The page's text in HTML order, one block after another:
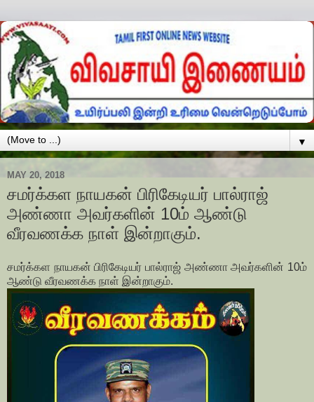
▼
MAY 20, 2018
சமர்க்கள நாயகன் பிரிகேடியர் பால்ராஜ்
அண்ணா அவர்களின் 10ம் ஆண்டு
வீரவணக்க நாள் இன்றாகும்.
சமர்க்கள நாயகன் பிரிகேடியர் பால்ராஜ் அண்ணா அவர்களின் 10ம்
ஆண்டு வீரவணக்க நாள் இன்றாகும்.